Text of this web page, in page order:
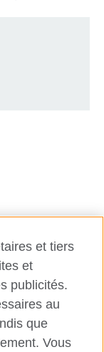
l’agence
de l’éducation
et tiers
et
publicités.
au
que
Vous